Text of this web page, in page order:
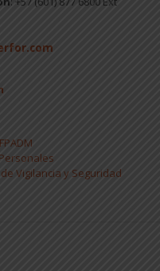
Vigilancia y Seguridad